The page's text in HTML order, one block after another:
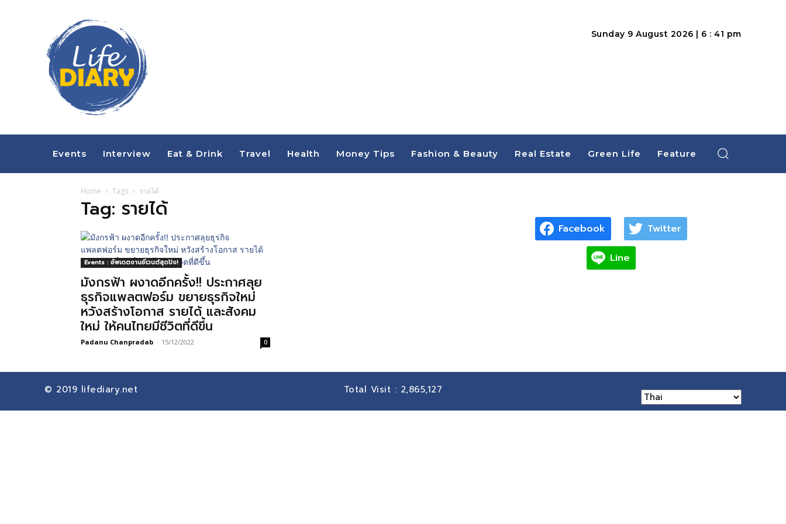
Sunday 9 August 2026 | 6 : 41 pm
Events Interview Eat & Drink Travel Health Money Tips Fashion & Beauty Real Estate Green Life Feature
Home Tags รายได้
Tag: รายได้
Events : อัพเดตงานอีเวนต์สุดปัง!
มังกรฟ้า ผงาดอีกครั้ง!! ประกาศลุย
ธุรกิจแพลตฟอร์ม ขยายธุรกิจใหม่
หวังสร้างโอกาส รายได้ และสังคม
ใหม่ ให้คนไทยมีชีวิตที่ดีขึ้น
Padanu Chanpradab - 15/12/2022 0
Facebook Twitter
Line
© 2019 lifediary.net Total Visit : 2,865,127